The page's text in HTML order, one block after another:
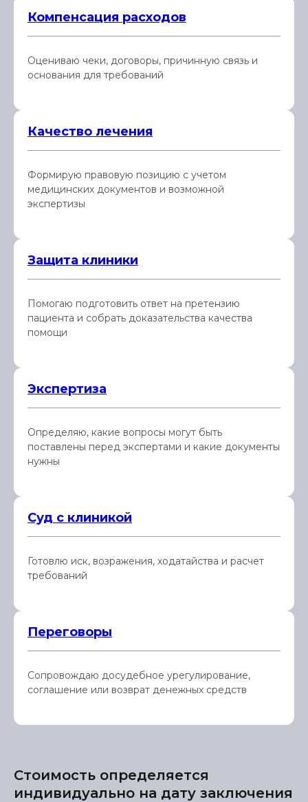
Компенсация расходов
Оцениваю чеки, договоры, причинную связь и
основания для требований
Качество лечения
Формирую правовую позицию с учетом
медицинских документов и возможной
экспертизы
Защита клиники
Помогаю подготовить ответ на претензию
пациента и собрать доказательства качества
помощи
Экспертиза
Определяю, какие вопросы могут быть
поставлены перед экспертами и какие документы
нужны
Суд с клиникой
Готовлю иск, возражения, ходатайства и расчет
требований
Переговоры
Сопровождаю досудебное урегулирование,
соглашение или возврат денежных средств
Стоимость определяется
индивидуально на дату заключения